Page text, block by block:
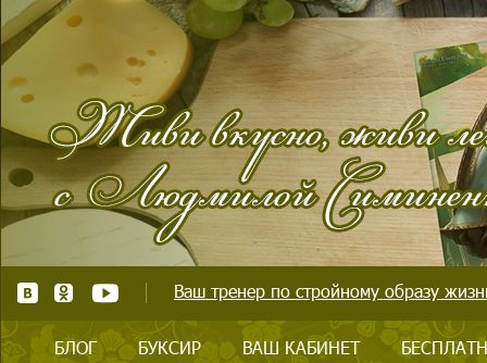
Ваш тренер по стройному образу
БЛОГ БУКСИР ВАШ КАБИНЕТ